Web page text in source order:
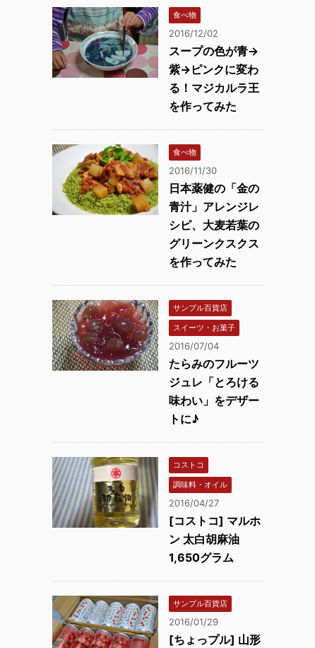
食べ物
2016/12/02
スープの色が青→
紫→ピンクに変わ
る！マジカルラ王
を作ってみた
食べ物
2016/11/30
日本薬健の「金の
青汁」アレンジレ
シピ、大麦若葉の
グリーンクスクス
を作ってみた
サンプル百貨店
スイーツ・お菓子
2016/07/04
たらみのフルーツ
ジュレ「とろける
味わい」をデザー
トに♪
コストコ
調味料・オイル
2016/04/27
[コストコ] マルホ
ン 太白胡麻油
1,650グラム
サンプル百貨店
2016/01/29
[ちょっプル] 山形